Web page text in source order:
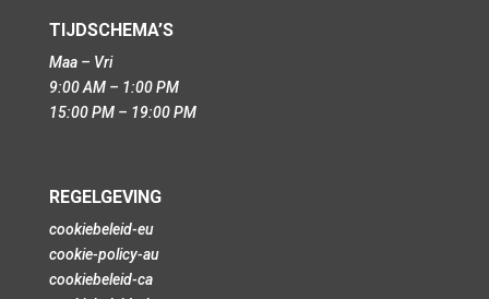
TIJDSCHEMA’S
Maa – Vri
9:00 AM – 1:00 PM
15:00 PM – 19:00 PM
REGELGEVING
cookiebeleid-eu
cookie-policy-au
cookiebeleid-ca